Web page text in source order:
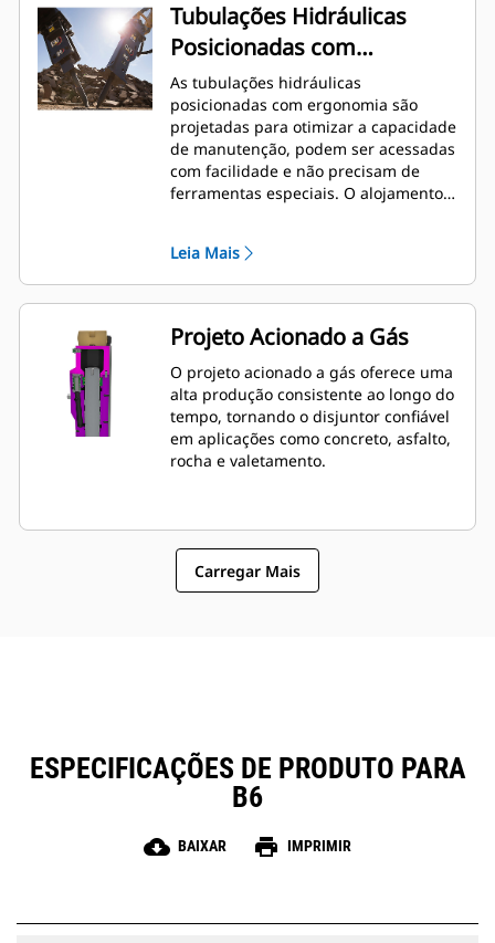
Tubulações Hidráulicas
Posicionadas com
Ergonomia
As tubulações hidráulicas
posicionadas com ergonomia são
projetadas para otimizar a capacidade
de manutenção, podem ser acessadas
com facilidade e não precisam de
ferramentas especiais. O alojamento
permite o acesso da chave. A pressão
das tubulações hidráulicas e da
cabeça traseira pode ser verificada e
carregada enquanto o disjuntor é
montado na máquina, permitindo o
rápido monitoramento da condição do
disjuntor.
Leia Mais
Projeto Acionado a Gás
O projeto acionado a gás oferece uma
alta produção consistente ao longo do
tempo, tornando o disjuntor confiável
em aplicações como concreto, asfalto,
rocha e valetamento.
Carregar Mais
ESPECIFICAÇÕES DE PRODUTO PARA
B6
cloud_download BAIXAR print IMPRIMIR